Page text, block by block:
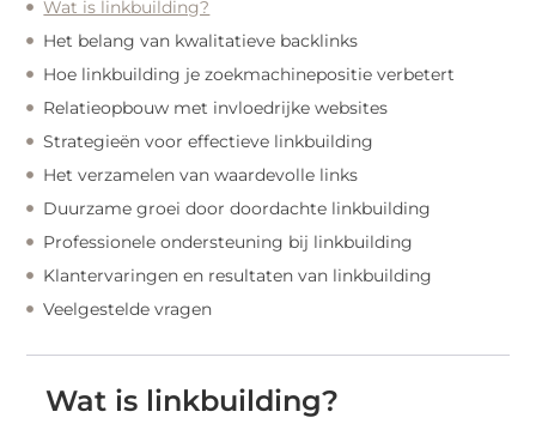
Wat is linkbuilding?
Het belang van kwalitatieve backlinks
Hoe linkbuilding je zoekmachinepositie verbetert
Relatieopbouw met invloedrijke websites
Strategieën voor effectieve linkbuilding
Het verzamelen van waardevolle links
Duurzame groei door doordachte linkbuilding
Professionele ondersteuning bij linkbuilding
Klantervaringen en resultaten van linkbuilding
Veelgestelde vragen
Wat is linkbuilding?